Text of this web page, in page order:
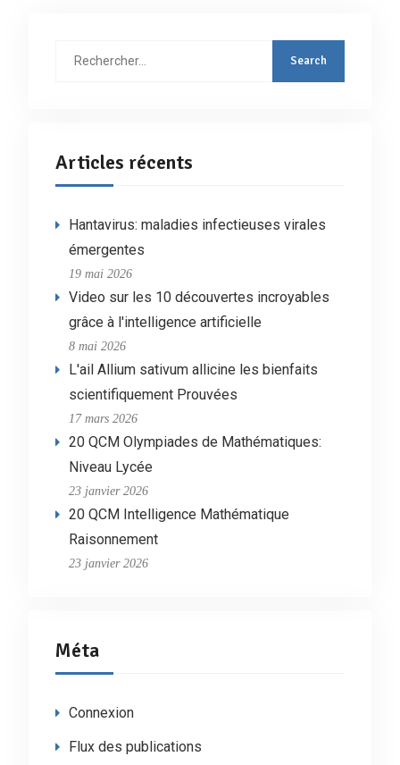
Articles récents
Hantavirus: maladies infectieuses virales
émergentes
19 mai 2026
Video sur les 10 découvertes incroyables
grâce à l'intelligence artificielle
8 mai 2026
L'ail Allium sativum allicine les bienfaits
scientifiquement Prouvées
17 mars 2026
20 QCM Olympiades de Mathématiques:
Niveau Lycée
23 janvier 2026
20 QCM Intelligence Mathématique
Raisonnement
23 janvier 2026
Méta
Connexion
Flux des publications